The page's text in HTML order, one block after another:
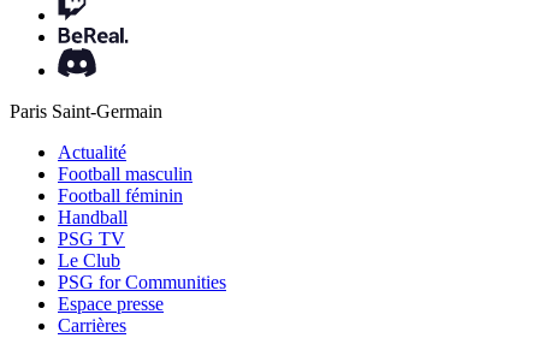
Paris Saint-Germain
Actualité
Football masculin
Football féminin
Handball
PSG TV
Le Club
PSG for Communities
Espace presse
Carrières